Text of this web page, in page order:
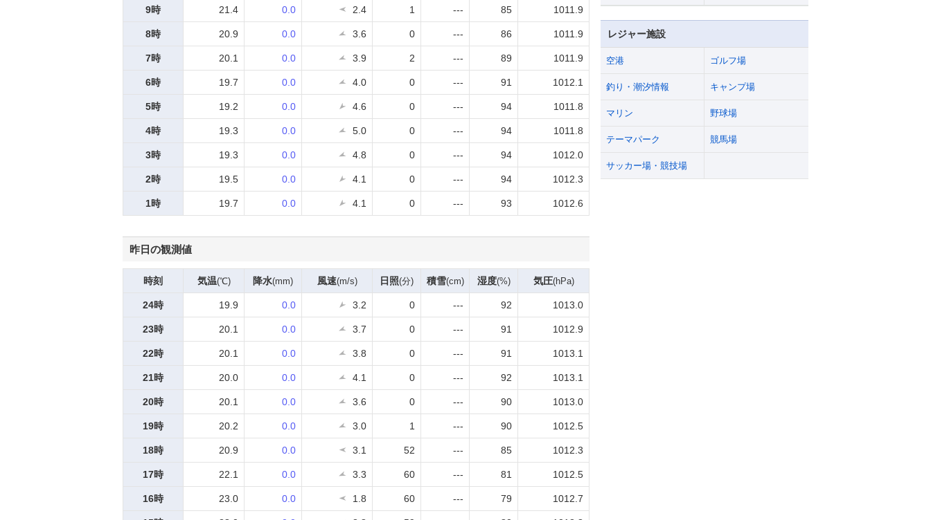
9時 21.4 0.0 2.4 1 --- 85 1011.9
8時 20.9 0.0 3.6 0 --- 86 1011.9
7時 20.1 0.0 3.9 2 --- 89 1011.9
6時 19.7 0.0 4.0 0 --- 91 1012.1
5時 19.2 0.0 4.6 0 --- 94 1011.8
4時 19.3 0.0 5.0 0 --- 94 1011.8
3時 19.3 0.0 4.8 0 --- 94 1012.0
2時 19.5 0.0 4.1 0 --- 94 1012.3
1時 19.7 0.0 4.1 0 --- 93 1012.6
昨日の観測値
時刻 気温(℃) 降水(mm) 風速(m/s) 日照(分) 積雪(cm) 湿度(%) 気圧(hPa)
24時 19.9 0.0 3.2 0 --- 92 1013.0
23時 20.1 0.0 3.7 0 --- 91 1012.9
22時 20.1 0.0 3.8 0 --- 91 1013.1
21時 20.0 0.0 4.1 0 --- 92 1013.1
20時 20.1 0.0 3.6 0 --- 90 1013.0
19時 20.2 0.0 3.0 1 --- 90 1012.5
18時 20.9 0.0 3.1 52 --- 85 1012.3
17時 22.1 0.0 3.3 60 --- 81 1012.5
16時 23.0 0.0 1.8 60 --- 79 1012.7
レジャー施設
空港 ゴルフ場
釣り・潮汐情報 キャンプ場
マリン 野球場
テーマパーク 競馬場
サッカー場・競技場